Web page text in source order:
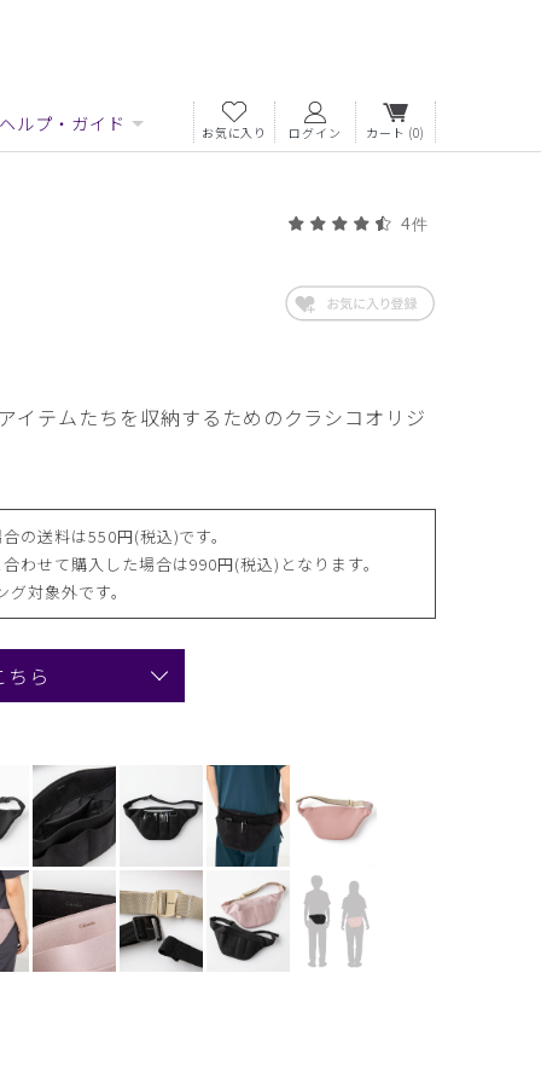
ヘルプ・ガイド お気に入り ログイン カート (0)
4件
イテムたちを収納するためのクラシコオリジ
の送料は550円(税込)です。
わせて購入した場合は990円(税込)となります。
対象外です。
ちら